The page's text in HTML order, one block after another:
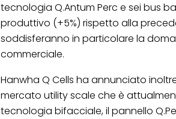
tecnologia Q.Antum Perc e sei bus
produttivo (+5%) rispetto alla
soddisferanno in particolare la
commerciale.
Hanwha Q Cells ha annunciato
mercato utility scale che è
tecnologia bifacciale, il pannello